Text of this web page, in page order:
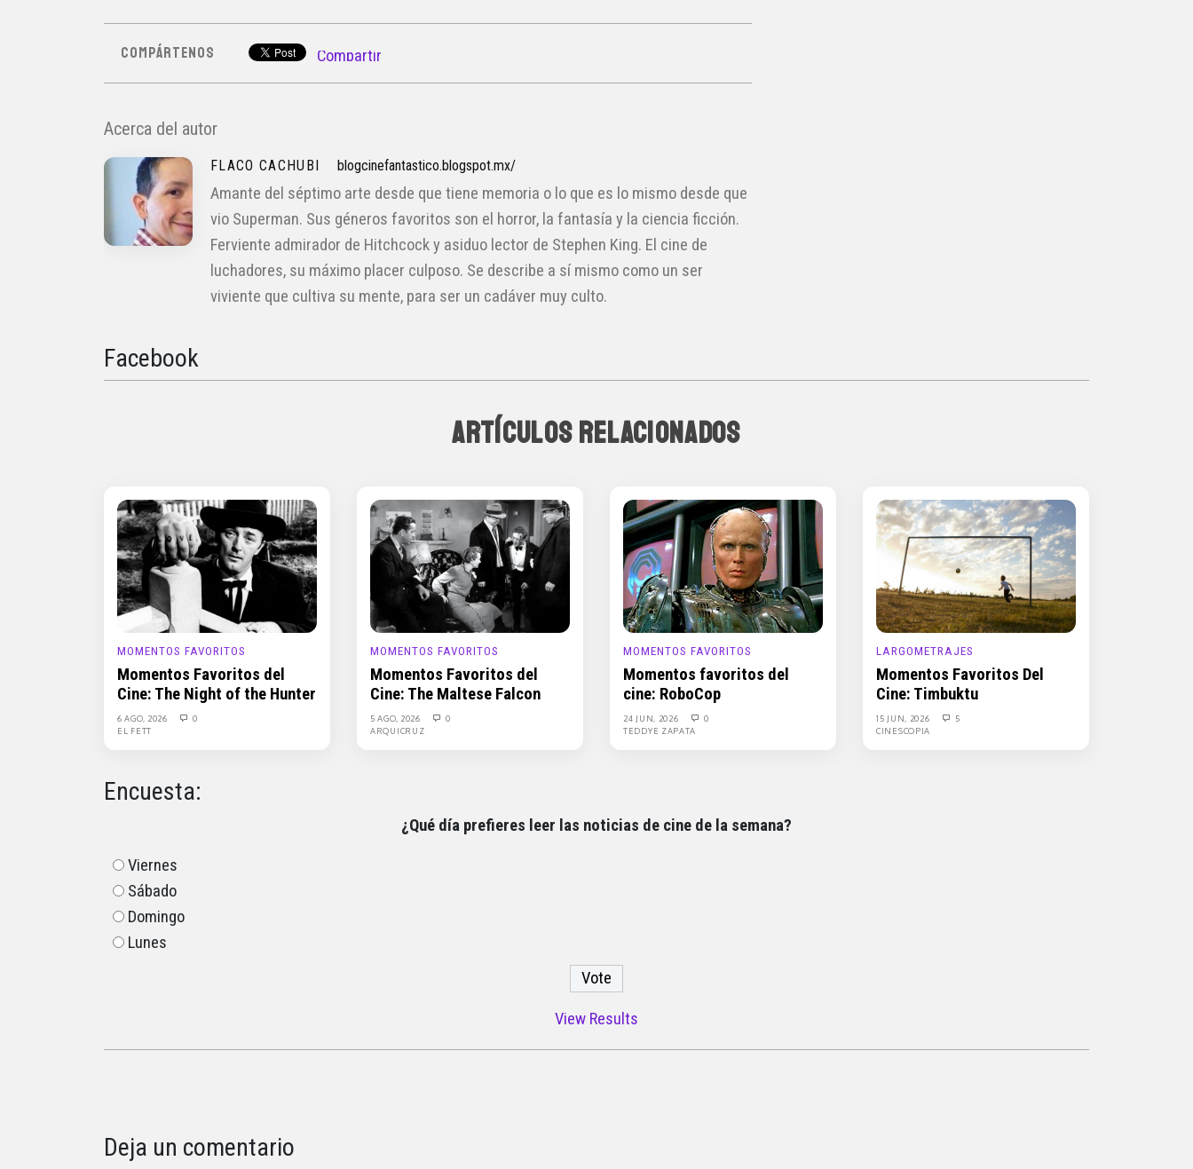
COMPÁRTENOS Compartir
Acerca del autor
FLACO CACHUBI blogcinefantastico.blogspot.mx/
Amante del séptimo arte desde que tiene memoria o lo que es lo mismo desde que
vio Superman. Sus géneros favoritos son el horror, la fantasía y la ciencia ficción.
Ferviente admirador de Hitchcock y asiduo lector de Stephen King. El cine de
luchadores, su máximo placer culposo. Se describe a sí mismo como un ser
viviente que cultiva su mente, para ser un cadáver muy culto.
Facebook
ARTÍCULOS RELACIONADOS
MOMENTOS FAVORITOS
Momentos Favoritos del
Cine: The Night of the Hunter
6 AGO, 2026
0
EL FETT
MOMENTOS FAVORITOS
Momentos Favoritos del
Cine: The Maltese Falcon
5 AGO, 2026
0
ARQUICRUZ
MOMENTOS FAVORITOS
Momentos favoritos del
cine: RoboCop
24 JUN, 2026
0
TEDDYE ZAPATA
LARGOMETRAJES
Momentos Favoritos Del
Cine: Timbuktu
15 JUN, 2026
5
CINESCOPIA
Encuesta:
¿Qué día prefieres leer las noticias de cine de la semana?
Viernes
Sábado
Domingo
Lunes
View Results
Deja un comentario